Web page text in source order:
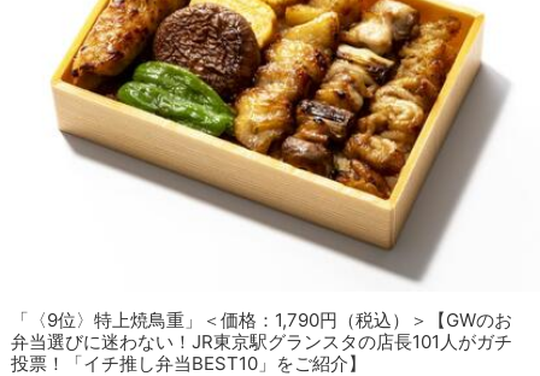
「〈9位〉特上焼鳥重」＜価格：1,790円（税込）＞【GWのお
弁当選びに迷わない！JR東京駅グランスタの店長101人がガチ
投票！「イチ推し弁当BEST10」をご紹介】